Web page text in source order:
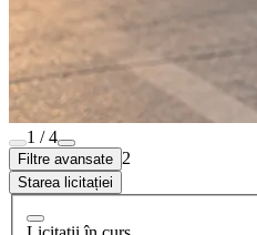
1 / 4
Filtre avansate 2
Starea licitației